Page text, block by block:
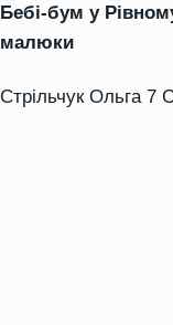
Бебі-бум у
малюки
Стрільчук Ольга 7